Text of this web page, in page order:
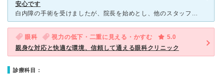
安心です
白内障の手術を受けましたが、院長を始めとし、他のスタッフもわかりやすい説明を心掛けているようで、安心して手術を受けることができました。術後のフォローも万全でした。 他の眼科疾患もあるので、今後もこち
眼科 視力の低下・二重に見える・かすむ
5.0
親身な対応と快適な環境、信頼して通える眼科クリニック
診療科目：